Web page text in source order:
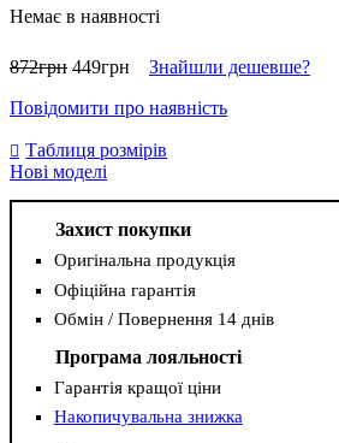
Немає в наявності
872грн 449грн
Знайшли дешевше?
Повідомити про наявність
Таблиця розмірів
Нові моделі
Захист покупки
Оригінальна продукція
Офіційна гарантія
Обмін / Повернення 14 днів
Програма лояльності
Гарантія кращої ціни
Накопичувальна знижка